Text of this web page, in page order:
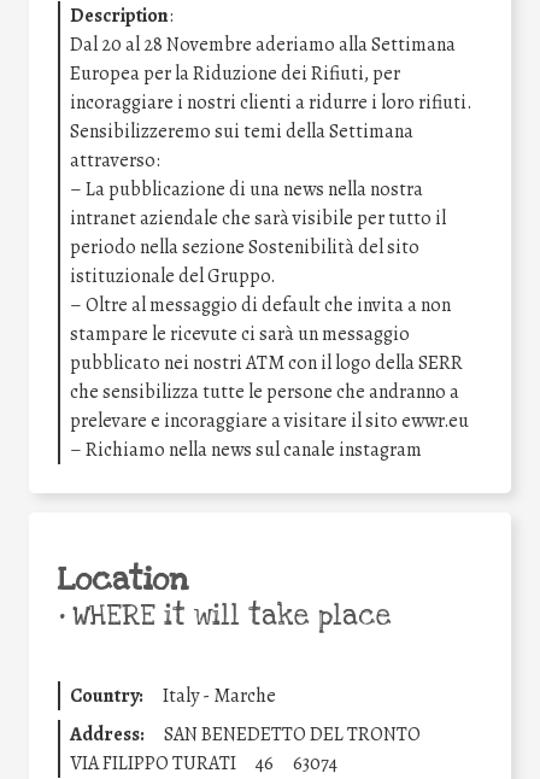
Description:
Dal 20 al 28 Novembre aderiamo alla Settimana
Europea per la Riduzione dei Rifiuti, per
incoraggiare i nostri clienti a ridurre i loro rifiuti.
Sensibilizzeremo sui temi della Settimana
attraverso:
– La pubblicazione di una news nella nostra
intranet aziendale che sarà visibile per tutto il
periodo nella sezione Sostenibilità del sito
istituzionale del Gruppo.
– Oltre al messaggio di default che invita a non
stampare le ricevute ci sarà un messaggio
pubblicato nei nostri ATM con il logo della SERR
che sensibilizza tutte le persone che andranno a
prelevare e incoraggiare a visitare il sito ewwr.eu
– Richiamo nella news sul canale instagram
Location
•WHERE it will take place
Country:
Italy - Marche
Address:
SAN BENEDETTO DEL TRONTO
VIA FILIPPO TURATI
46 63074